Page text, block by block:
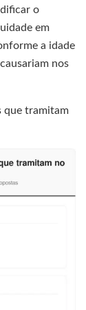
o
em
a idade
nos
que tramitam